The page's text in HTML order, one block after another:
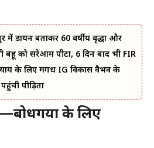
में डायन बताकर 60 वर्षीय वृद्धा और
बहू को सरेआम पीटा, 6 दिन बाद भी FIR
के लिए मगध IG विकास वैभव के
पीड़िता
के लिए